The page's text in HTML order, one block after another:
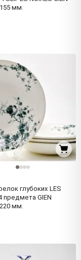
мм.
глубоких LES
предмета GIEN
мм.